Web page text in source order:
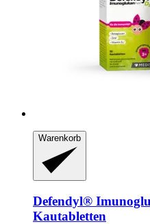
Warenkorb
Defendyl®
Kautabletten